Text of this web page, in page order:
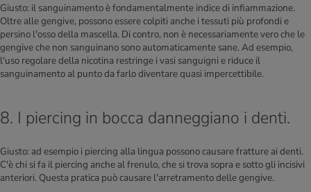
Giusto: il sanguinamento è fondamentalmente indice di infiammazione.
Oltre alle gengive, possono essere colpiti anche i tessuti più profondi e
persino l'osso della mascella. Di contro, non è necessariamente vero che le
gengive che non sanguinano sono automaticamente sane. Ad esempio,
l'uso regolare della nicotina restringe i vasi sanguigni e riduce il
sanguinamento al punto da farlo diventare quasi impercettibile.
8. I piercing in bocca danneggiano i denti.
Giusto: ad esempio i piercing alla lingua possono causare fratture ai denti.
C'è chi si fa il piercing anche al frenulo, che si trova sopra e sotto gli incisivi
anteriori. Questa pratica può causare l'arretramento delle gengive.